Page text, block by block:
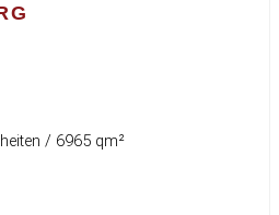
/ 6965 qm²